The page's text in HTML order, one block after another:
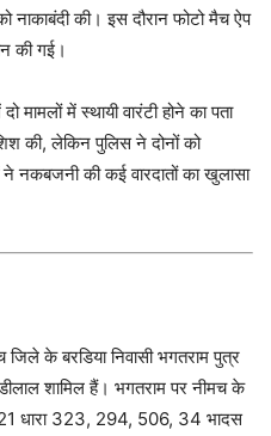
नाकाबंदी की। इस दौरान फोटो मैच ऐप
की गई।
मामलों में स्थायी वारंटी होने का पता
की, लेकिन पुलिस ने दोनों को
नकबजनी की कई वारदातों का खुलासा
के बरडिया निवासी भगतराम पुत्र
शामिल हैं। भगतराम पर नीमच के
धारा 323, 294, 506, 34 भादस